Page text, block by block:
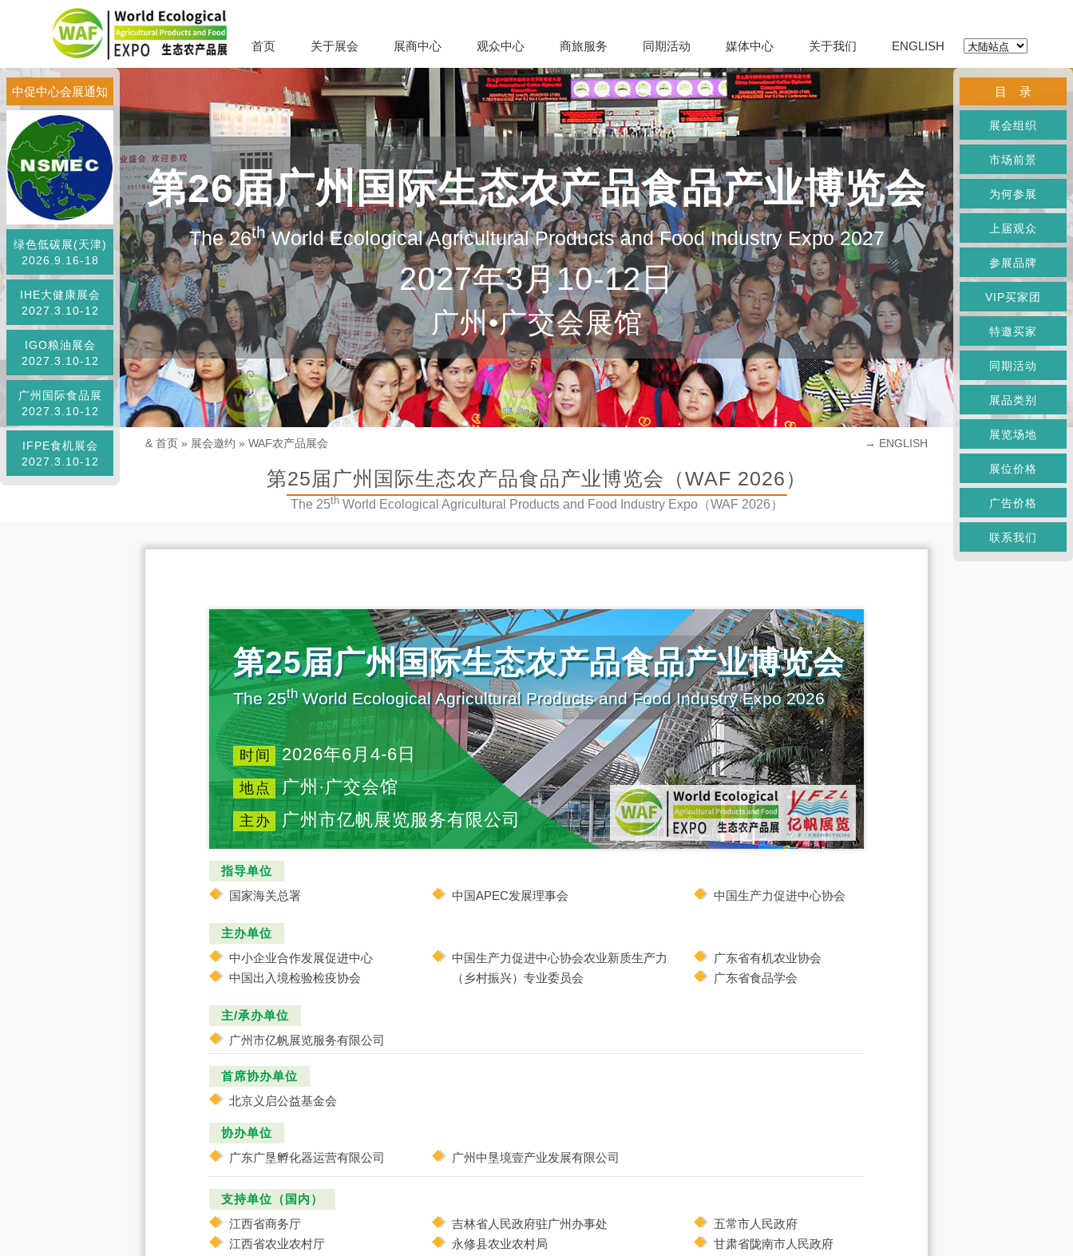
首页 关于展会 展商中心 观众中心 商旅服务 同期活动 媒体中心 关于我们 ENGLISH
第26届广州国际生态农产品食品产业博览会
The 26thWorld Ecological Agricultural Products and Food Industry Expo 2027
2027年3月10-12日
广州•广交会展馆
中促中心会展通知
绿色低碳展(天津)
2026.9.16-18
IHE大健康展会
2027.3.10-12
IGO粮油展会
2027.3.10-12
广州国际食品展
2027.3.10-12
IFPE食机展会
2027.3.10-12
& 首页 » 展会邀约 » WAF农产品展会 → ENGLISH
第25届广州国际生态农产品食品产业博览会（WAF 2026）
The 25thWorld Ecological Agricultural Products and Food Industry Expo（WAF 2026）
目 录
展会组织
市场前景
为何参展
上届观众
参展品牌
VIP买家团
特邀买家
同期活动
展品类别
展览场地
展位价格
广告价格
联系我们
第25届广州国际生态农产品食品产业博览会
The 25thWorld Ecological Agricultural Products and Food Industry Expo 2026
时间 2026年6月4-6日
地点 广州·广交会馆
主办 广州市亿帆展览服务有限公司
指导单位
国家海关总署
中国APEC发展理事会 中国生产力促进中心协会
主办单位
中小企业合作发展促进中心
中国出入境检验检疫协会
中国生产力促进中心协会农业新质生产力
（乡村振兴）专业委员会
广东省有机农业协会
广东省食品学会
主/承办单位
广州市亿帆展览服务有限公司
首席协办单位
北京义启公益基金会
协办单位
广东广垦孵化器运营有限公司
广州中垦境壹产业发展有限公司
支持单位（国内）
江西省商务厅
江西省农业农村厅
吉林省人民政府驻广州办事处
永修县农业农村局
五常市人民政府
甘肃省陇南市人民政府